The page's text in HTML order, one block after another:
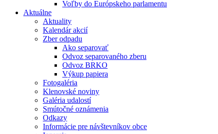
Voľby do Európskeho parlamentu
Aktuálne
Aktuality
Kalendár akcií
Zber odpadu
Ako separovať
Odvoz separovaného zberu
Odvoz BRKO
Výkup papiera
Fotogaléria
Klenovské noviny
Galéria udalostí
Smútočné oznámenia
Odkazy
Informácie pre návštevníkov obce